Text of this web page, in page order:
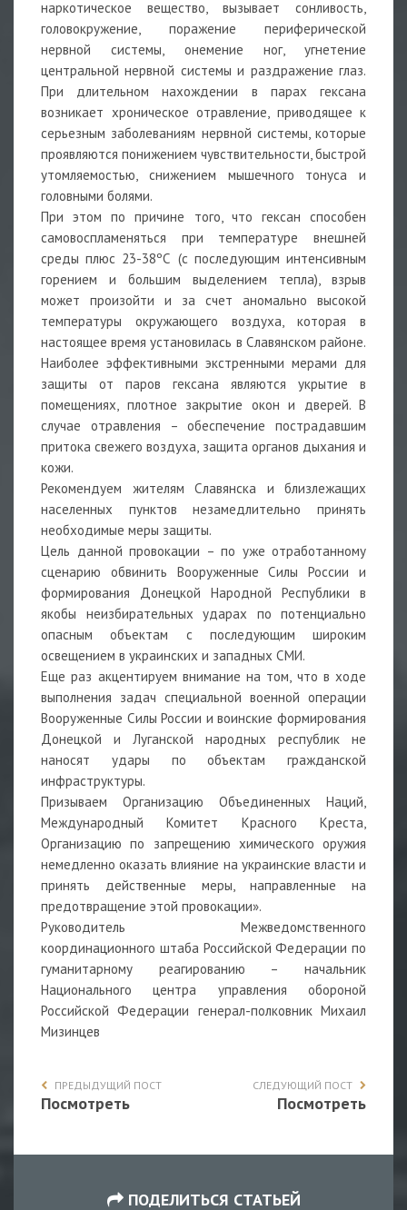
наркотическое вещество, вызывает сонливость,
головокружение, поражение периферической
нервной системы, онемение ног, угнетение
центральной нервной системы и раздражение глаз.
При длительном нахождении в парах гексана
возникает хроническое отравление, приводящее к
серьезным заболеваниям нервной системы, которые
проявляются понижением чувствительности, быстрой
утомляемостью, снижением мышечного тонуса и
головными болями.
При этом по причине того, что гексан способен
самовоспламеняться при температуре внешней
среды плюс 23-38ºС (с последующим интенсивным
горением и большим выделением тепла), взрыв
может произойти и за счет аномально высокой
температуры окружающего воздуха, которая в
настоящее время установилась в Славянском районе.
Наиболее эффективными экстренными мерами для
защиты от паров гексана являются укрытие в
помещениях, плотное закрытие окон и дверей. В
случае отравления – обеспечение пострадавшим
притока свежего воздуха, защита органов дыхания и
кожи.
Рекомендуем жителям Славянска и близлежащих
населенных пунктов незамедлительно принять
необходимые меры защиты.
Цель данной провокации – по уже отработанному
сценарию обвинить Вооруженные Силы России и
формирования Донецкой Народной Республики в
якобы неизбирательных ударах по потенциально
опасным объектам с последующим широким
освещением в украинских и западных СМИ.
Еще раз акцентируем внимание на том, что в ходе
выполнения задач специальной военной операции
Вооруженные Силы России и воинские формирования
Донецкой и Луганской народных республик не
наносят удары по объектам гражданской
инфраструктуры.
Призываем Организацию Объединенных Наций,
Международный Комитет Красного Креста,
Организацию по запрещению химического оружия
немедленно оказать влияние на украинские власти и
принять действенные меры, направленные на
предотвращение этой провокации».
Руководитель Межведомственного
координационного штаба Российской Федерации по
гуманитарному реагированию – начальник
Национального центра управления обороной
Российской Федерации генерал-полковник Михаил
Мизинцев
ПРЕДЫДУЩИЙ ПОСТ
Посмотреть
СЛЕДУЮЩИЙ ПОСТ
Посмотреть
ПОДЕЛИТЬСЯ СТАТЬЕЙ